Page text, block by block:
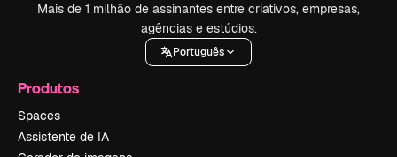
Mais de 1 milhão de assinantes entre criativos, empresas,
agências e estúdios.
Português
Produtos
Spaces
Assistente de IA